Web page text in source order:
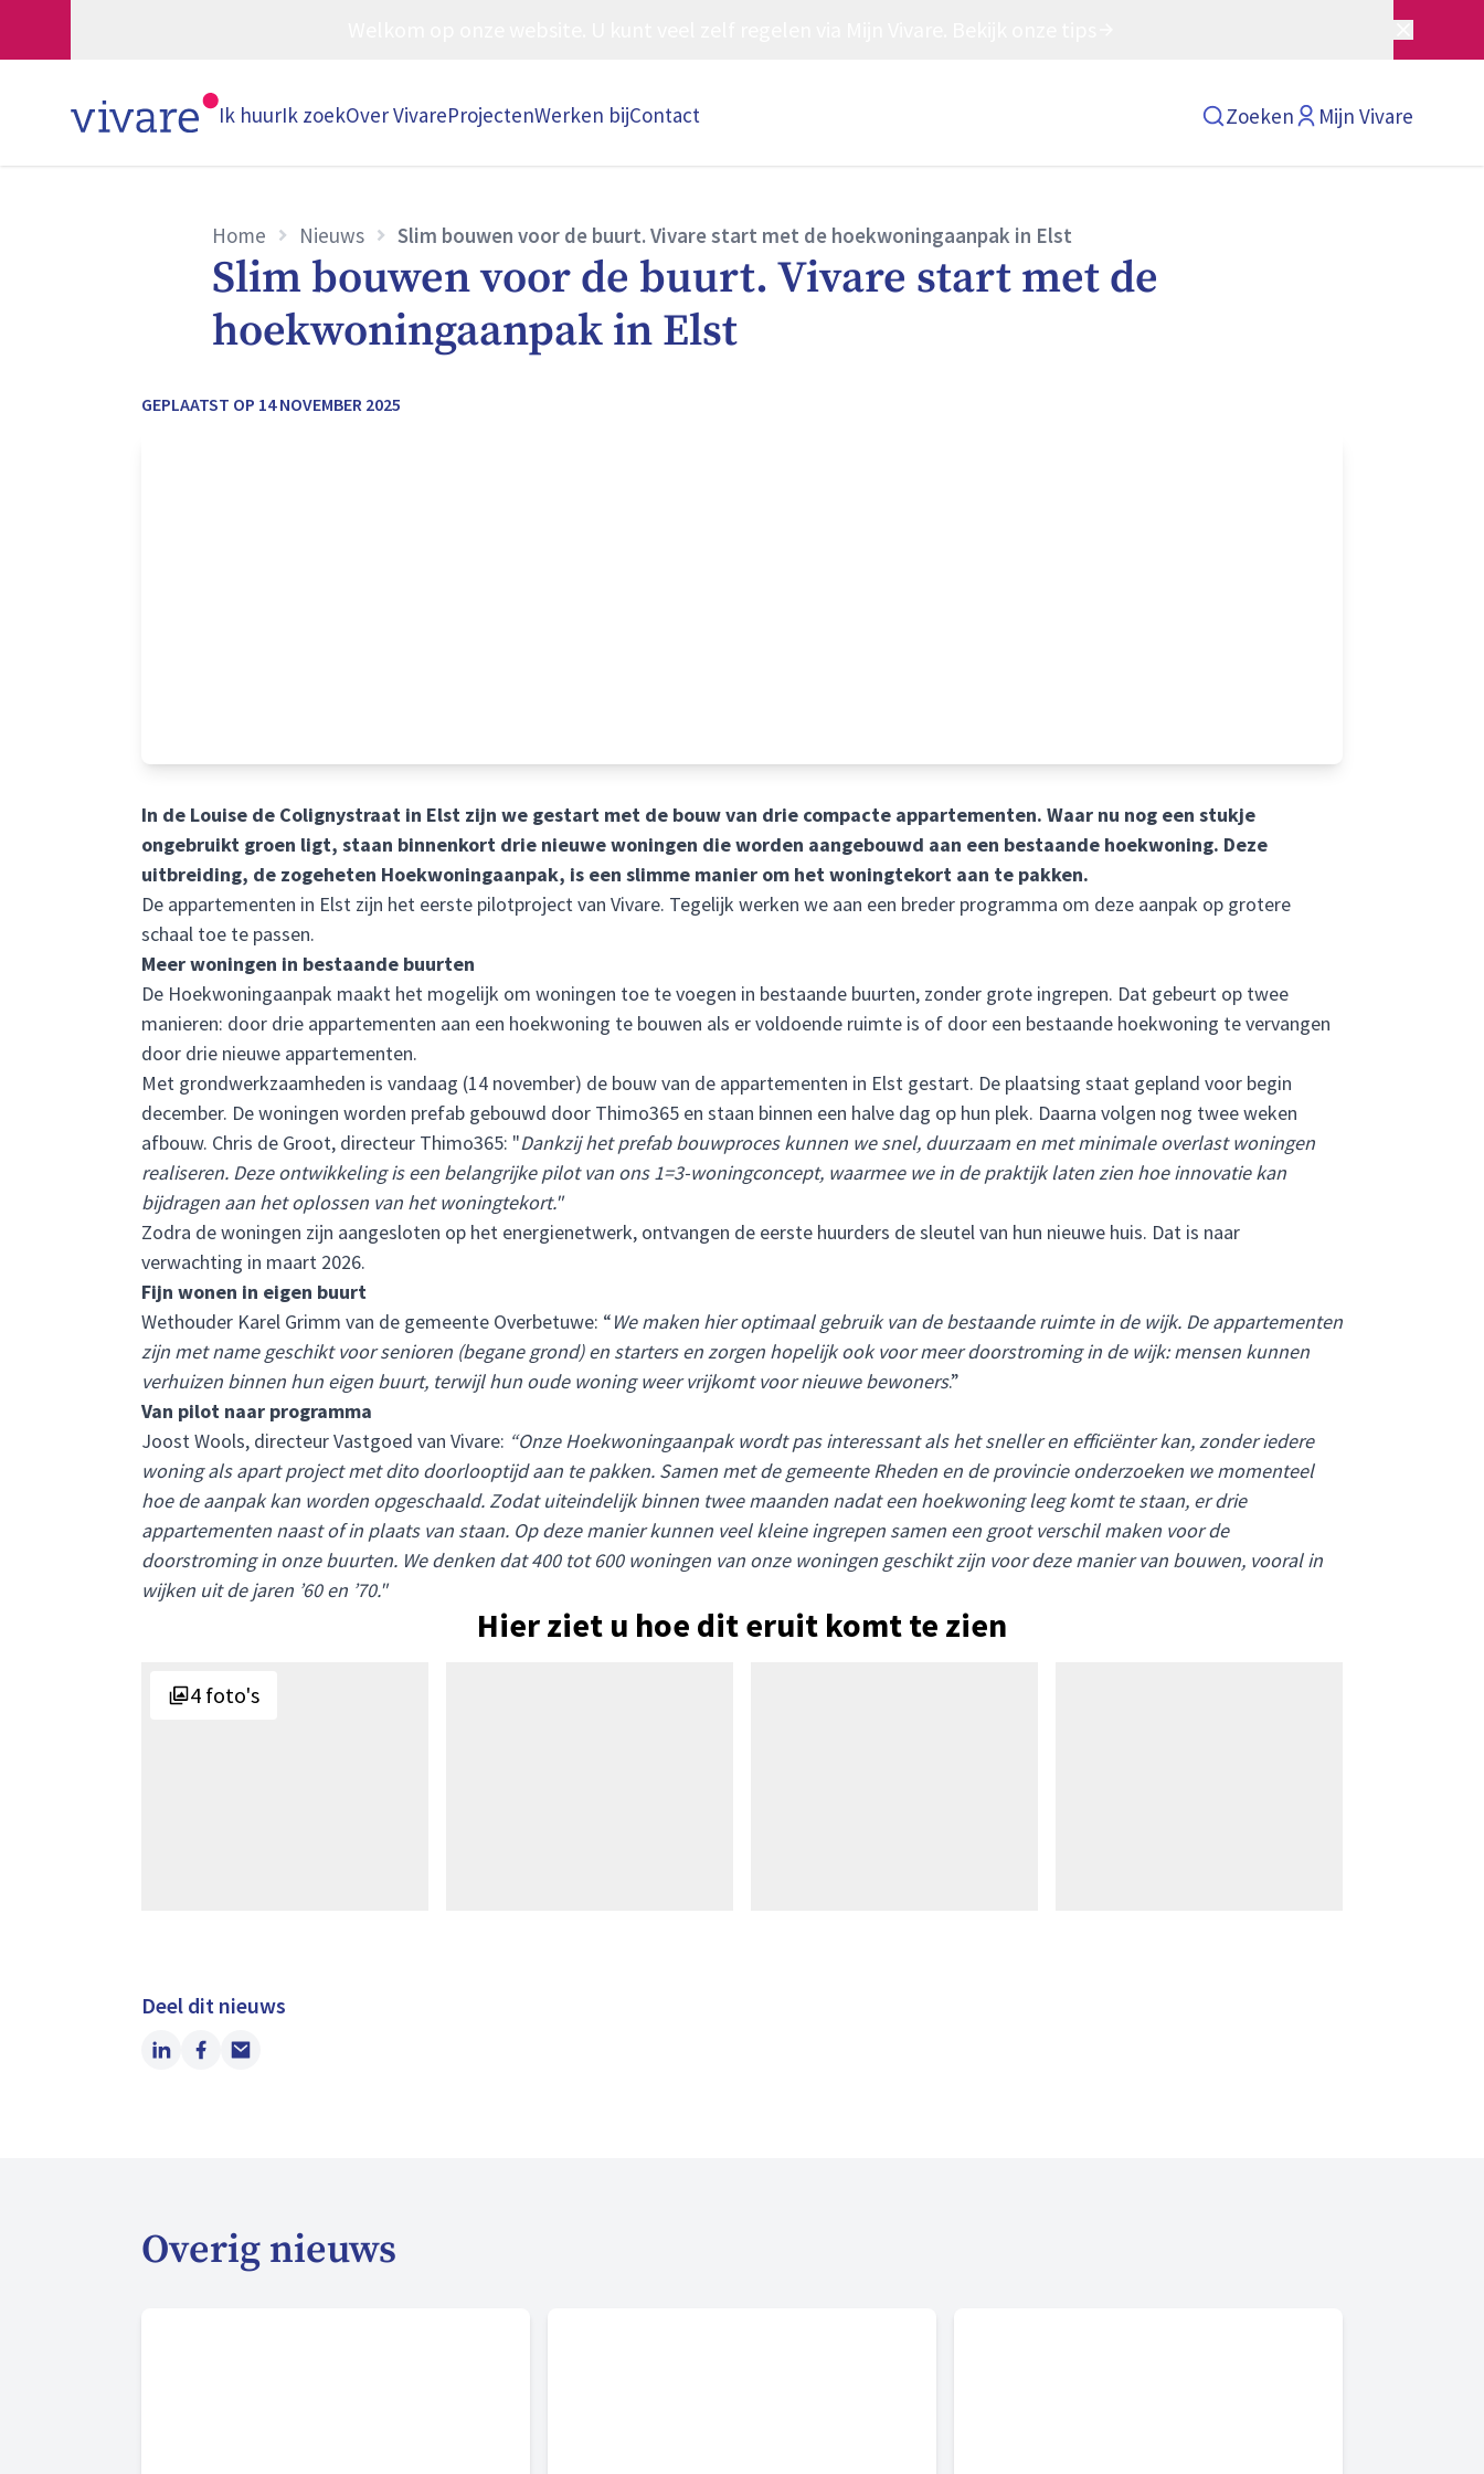
Ik huurIk zoekOver VivareProjectenWerken bijContact Zoeken Mijn Vivare
Home Nieuws Slim bouwen voor de buurt. Vivare start met de hoekwoningaanpak in Elst
Slim bouwen voor de buurt. Vivare start met de
hoekwoningaanpak in Elst
GEPLAATST OP 14 NOVEMBER 2025
In de Louise de Colignystraat in Elst zijn we gestart met de bouw van drie compacte appartementen. Waar nu nog een stukje
ongebruikt groen ligt, staan binnenkort drie nieuwe woningen die worden aangebouwd aan een bestaande hoekwoning. Deze
uitbreiding, de zogeheten Hoekwoningaanpak, is een slimme manier om het woningtekort aan te pakken.
De appartementen in Elst zijn het eerste pilotproject van Vivare. Tegelijk werken we aan een breder programma om deze aanpak op grotere
schaal toe te passen.
Meer woningen in bestaande buurten
De Hoekwoningaanpak maakt het mogelijk om woningen toe te voegen in bestaande buurten, zonder grote ingrepen. Dat gebeurt op twee
manieren: door drie appartementen aan een hoekwoning te bouwen als er voldoende ruimte is of door een bestaande hoekwoning te vervangen
door drie nieuwe appartementen.
Met grondwerkzaamheden is vandaag (14 november) de bouw van de appartementen in Elst gestart. De plaatsing staat gepland voor begin
december. De woningen worden prefab gebouwd door Thimo365 en staan binnen een halve dag op hun plek. Daarna volgen nog twee weken
afbouw. Chris de Groot, directeur Thimo365: "Dankzij het prefab bouwproces kunnen we snel, duurzaam en met minimale overlast woningen
realiseren. Deze ontwikkeling is een belangrijke pilot van ons 1=3-woningconcept, waarmee we in de praktijk laten zien hoe innovatie kan
bijdragen aan het oplossen van het woningtekort."
Zodra de woningen zijn aangesloten op het energienetwerk, ontvangen de eerste huurders de sleutel van hun nieuwe huis. Dat is naar
verwachting in maart 2026.
Fijn wonen in eigen buurt
Wethouder Karel Grimm van de gemeente Overbetuwe: “We maken hier optimaal gebruik van de bestaande ruimte in de wijk. De appartementen
zijn met name geschikt voor senioren (begane grond) en starters en zorgen hopelijk ook voor meer doorstroming in de wijk: mensen kunnen
verhuizen binnen hun eigen buurt, terwijl hun oude woning weer vrijkomt voor nieuwe bewoners.”
Van pilot naar programma
Joost Wools, directeur Vastgoed van Vivare: “Onze Hoekwoningaanpak wordt pas interessant als het sneller en efficiënter kan, zonder iedere
woning als apart project met dito doorlooptijd aan te pakken. Samen met de gemeente Rheden en de provincie onderzoeken we momenteel
hoe de aanpak kan worden opgeschaald. Zodat uiteindelijk binnen twee maanden nadat een hoekwoning leeg komt te staan, er drie
appartementen naast of in plaats van staan. Op deze manier kunnen veel kleine ingrepen samen een groot verschil maken voor de
doorstroming in onze buurten. We denken dat 400 tot 600 woningen van onze woningen geschikt zijn voor deze manier van bouwen, vooral in
wijken uit de jaren ’60 en ’70."
Hier ziet u hoe dit eruit komt te zien
4 foto's
Deel dit nieuws
LinkedIn
Facebook
Email
Overig nieuws